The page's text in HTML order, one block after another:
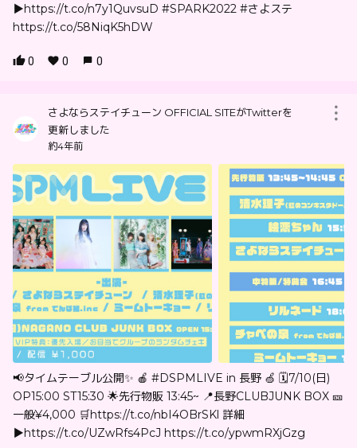
▶︎https://t.co/n7y1QuvsuD #SPARK2022 #さよステ
https://t.co/58NiqK5hDW
0 0 0
さよならステイチューン OFFICIAL SITEがTwitterを
更新しました
約4年前
📢タイムテーブル公開✨ 🍎 #DSPMLIVE in 長野 🍏 🗓7/10(日)
OP15:00 ST15:30 🌟先行物販 13:45~ 📍長野CLUBJUNK BOX 🎫
一般¥4,000 🛒https://t.co/nbI4OBrSKl 詳細
▶︎https://t.co/UZwRfs4PcJ https://t.co/ypwmRXjGzg